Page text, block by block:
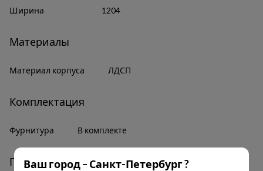
Ширина 1204
Материалы
Материал корпуса ЛДСП
Комплектация
Фурнитура В комплекте
Прочее
Ваш город – Санкт-Петербург ?